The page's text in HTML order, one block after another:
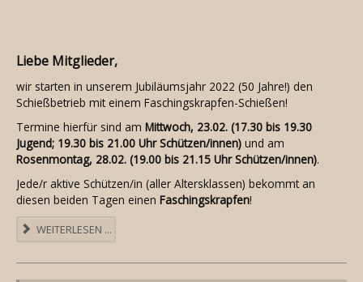
Liebe Mitglieder,
wir starten in unserem Jubiläumsjahr 2022 (50 Jahre!) den
Schießbetrieb mit einem Faschingskrapfen-Schießen!
Termine hierfür sind am Mittwoch, 23.02. (17.30 bis 19.30
Jugend; 19.30 bis 21.00 Uhr Schützen/innen) und am
Rosenmontag, 28.02. (19.00 bis 21.15 Uhr Schützen/innen).
Jede/r aktive Schützen/in (aller Altersklassen) bekommt an
diesen beiden Tagen einen Faschingskrapfen!
WEITERLESEN ...